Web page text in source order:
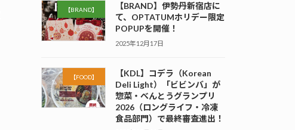
【BRAND】
【BRAND】伊勢丹新宿店に
て、OPTATUMホリデー限定
POPUPを開催！
2025年12月17日
【FOOD】
【KDL】コデラ（Korean
Deli Light）「ビビンバ」が
惣菜・べんとうグランプリ
2026（ロングライフ・冷凍
食品部門）で最終審査進出！